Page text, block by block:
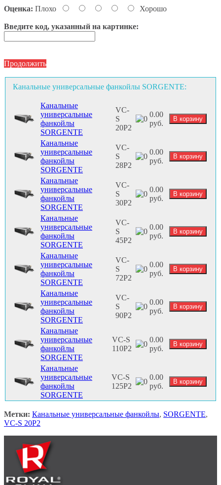
Оценка: Плохо Хорошо
Введите код, указанный на картинке:
Продолжить
Канальные универсальные фанкойлы SORGENTE:
Канальные
универсальные
фанкойлы
SORGENTE
VC-
S
20P2
0.00
руб.
Канальные
универсальные
фанкойлы
SORGENTE
VC-
S
28P2
0.00
руб.
Канальные
универсальные
фанкойлы
SORGENTE
VC-
S
30P2
0.00
руб.
Канальные
универсальные
фанкойлы
SORGENTE
VC-
S
45P2
0.00
руб.
Канальные
универсальные
фанкойлы
SORGENTE
VC-
S
72P2
0.00
руб.
Канальные
универсальные
фанкойлы
SORGENTE
VC-
S
90P2
0.00
руб.
Канальные
универсальные
фанкойлы
SORGENTE
VC-S
110P2
0.00
руб.
Канальные
универсальные
фанкойлы
SORGENTE
VC-S
125P2
0.00
руб.
Метки: Канальные универсальные фанкойлы, SORGENTE,
VC-S 20P2